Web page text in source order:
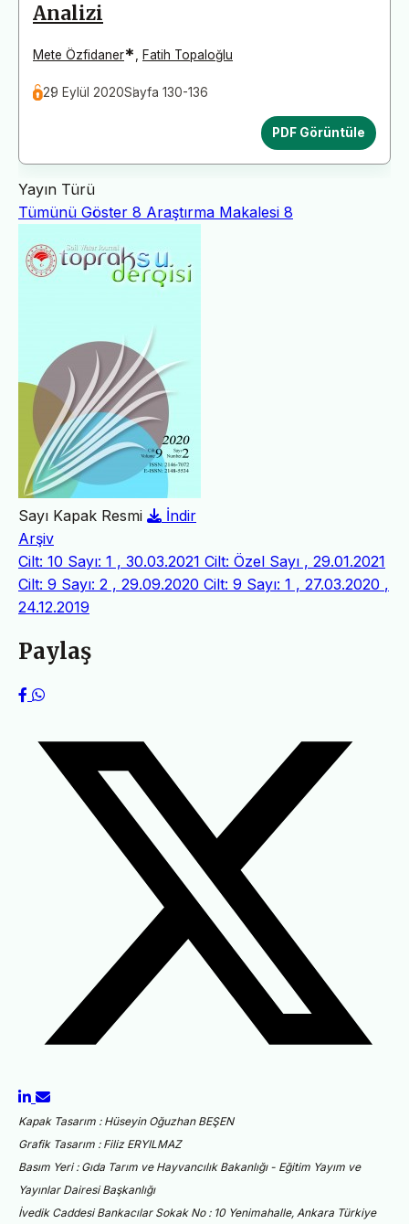
Analizi
Mete Özfidaner* Fatih Topaloğlu
29 Eylül 2020Sayfa 130-136
PDF Görüntüle
Yayın Türü
Tümünü Göster 8 Araştırma Makalesi 8
Sayı Kapak Resmi
İndir
Arşiv
Cilt: 10 Sayı: 1 , 30.03.2021 Cilt: Özel Sayı , 29.01.2021
Cilt: 9 Sayı: 2 , 29.09.2020 Cilt: 9 Sayı: 1 , 27.03.2020 ,
24.12.2019
Paylaş
Kapak Tasarım : Hüseyin Oğuzhan BEŞEN
Grafik Tasarım : Filiz ERYILMAZ
Basım Yeri : Gıda Tarım ve Hayvancılık Bakanlığı - Eğitim Yayım ve
Yayınlar Dairesi Başkanlığı
İvedik Caddesi Bankacılar Sokak No : 10 Yenimahalle, Ankara Türkiye